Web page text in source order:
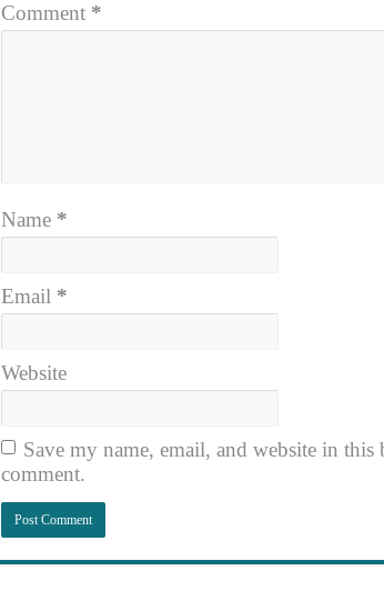
Comment *
Name *
Email *
Website
Save my name, email, and website in
comment.